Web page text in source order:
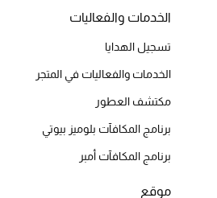
الخدمات والفعاليات
تسجيل الهدايا
الخدمات والفعاليات في المتجر
مكتشف العطور
برنامج المكافآت بلوميز بيوتي
برنامج المكافآت أمبر
موقع